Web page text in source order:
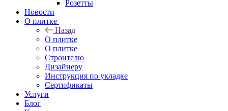
Розетты
Новости
О плитке
Назад
О плитке
О плитке
Строителю
Дизайнеру
Инструкция по укладке
Сертификаты
Услуги
Блог